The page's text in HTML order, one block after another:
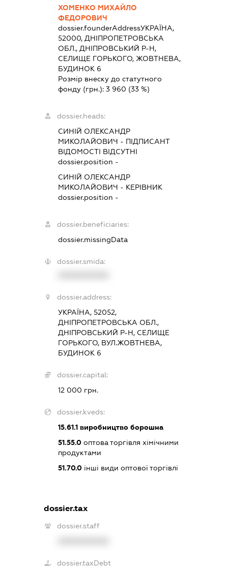
ХОМЕНКО МИХАЙЛО
ФЕДОРОВИЧ
dossier.founderAddressУКРАЇНА,
52000, ДНІПРОПЕТРОВСЬКА
ОБЛ., ДНІПРОВСЬКИЙ Р-Н,
СЕЛИЩЕ ГОРЬКОГО, ЖОВТНЕВА,
БУДИНОК 6
Розмір внеску до статутного
фонду (грн.):3 960 (33 %)
dossier.heads:
СИНІЙ ОЛЕКСАНДР
МИКОЛАЙОВИЧ - ПІДПИСАНТ
ВІДОМОСТІ ВІДСУТНІ
dossier.position -
СИНІЙ ОЛЕКСАНДР
МИКОЛАЙОВИЧ - КЕРІВНИК
dossier.position -
dossier.beneficiaries:
dossier.missingData
dossier.smida:
dossier.address:
УКРАЇНА, 52052,
ДНІПРОПЕТРОВСЬКА ОБЛ.,
ДНІПРОВСЬКИЙ Р-Н, СЕЛИЩЕ
ГОРЬКОГО, ВУЛ.ЖОВТНЕВА,
БУДИНОК 6
dossier.capital:
12 000 грн.
dossier.kveds:
15.61.1 виробництво борошна
51.55.0 оптова торгівля хімічними
продуктами
51.70.0 інші види оптової торгівлі
dossier.tax
dossier.staff
dossier.taxDebt